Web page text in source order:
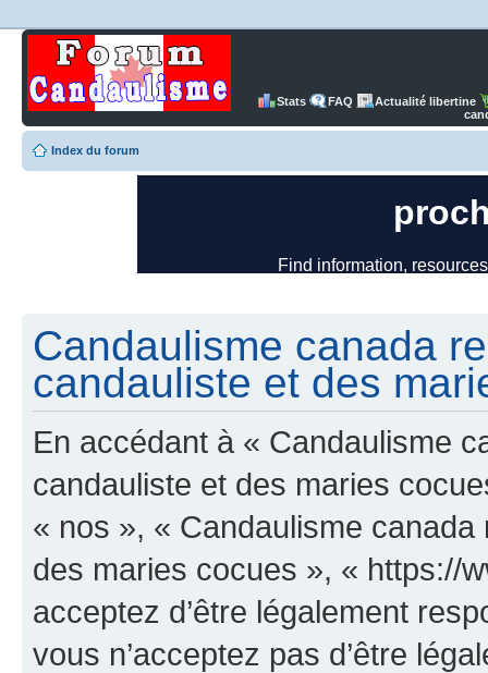
Stats FAQ
Actualité libertine
Index du forum
Candaulisme canada
candauliste et des
En accédant à « Candaulisme
candauliste et des maries
« nos », « Candaulisme
des maries cocues », « https://
acceptez d’être légalement
vous n’acceptez pas d’être